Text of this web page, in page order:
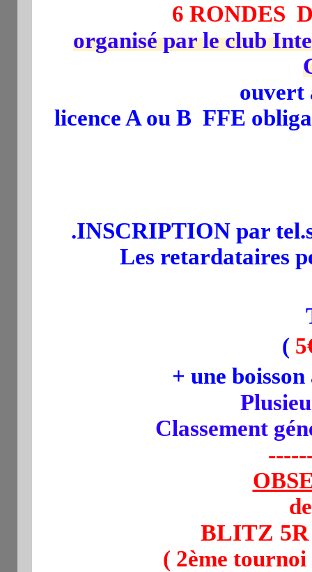
6 RONDES
organisé par le club
ouvert
licence A ou B FFE
.INSCRIPTION par
Les retardataires
(
+ une
Classement
BLITZ 5R
( 2ème